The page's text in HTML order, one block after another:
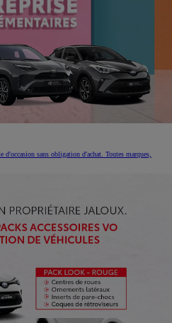
sans obligation d'achat. Toutes marques,